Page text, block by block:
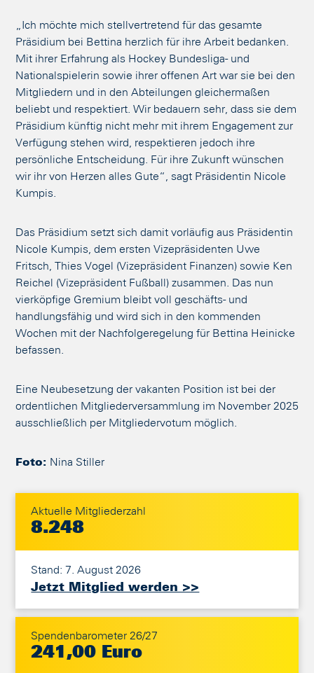
„Ich möchte mich stellvertretend für das gesamte
Präsidium bei Bettina herzlich für ihre Arbeit bedanken.
Mit ihrer Erfahrung als Hockey Bundesliga- und
Nationalspielerin sowie ihrer offenen Art war sie bei den
Mitgliedern und in den Abteilungen gleichermaßen
beliebt und respektiert. Wir bedauern sehr, dass sie dem
Präsidium künftig nicht mehr mit ihrem Engagement zur
Verfügung stehen wird, respektieren jedoch ihre
persönliche Entscheidung. Für ihre Zukunft wünschen
wir ihr von Herzen alles Gute“, sagt Präsidentin Nicole
Kumpis.
Das Präsidium setzt sich damit vorläufig aus Präsidentin
Nicole Kumpis, dem ersten Vizepräsidenten Uwe
Fritsch, Thies Vogel (Vizepräsident Finanzen) sowie Ken
Reichel (Vizepräsident Fußball) zusammen. Das nun
vierköpfige Gremium bleibt voll geschäfts- und
handlungsfähig und wird sich in den kommenden
Wochen mit der Nachfolgeregelung für Bettina Heinicke
befassen.
Eine Neubesetzung der vakanten Position ist bei der
ordentlichen Mitgliederversammlung im November 2025
ausschließlich per Mitgliedervotum möglich.
Foto: Nina Stiller
Aktuelle Mitgliederzahl
8.248
Stand: 7. August 2026
Jetzt Mitglied werden >>
Spendenbarometer 26/27
241,00 Euro